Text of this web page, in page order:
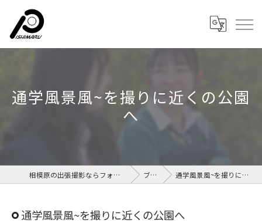
通学風景風~を撮りに近くの公園
へ
相模原の出張撮影ならフォトルームイシマル ブログ 通学風景風~を撮りに近くの公園へ
通学風景風~を撮りに近くの公園へ